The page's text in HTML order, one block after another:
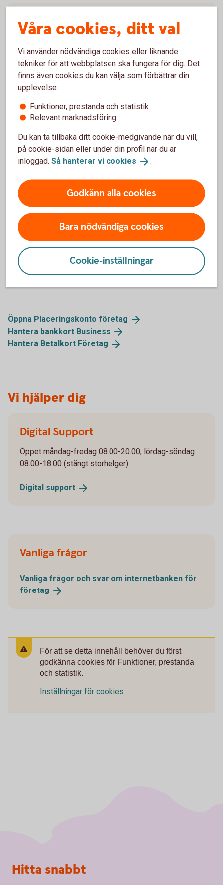
swishbetalning
Engagemangsbesked
Aktivera vår telefontjänst eller en ny
Hitta IBAN och BIC
Signeringshistorik på filbetalningar
Återrapportering och avvisade betalfiler
Anslut bokföringssystem till Fortnox och Spiris
(Visma eEkonomi)
Öppna Placeringskonto företag
Hantera bankkort Business
Hantera Betalkort Företag
Vi hjälper dig
Digital Support
Öppet måndag-fredag 08.00-20.00, lördag-söndag
08.00-18.00 (stängt storhelger)
Digital support
Vanliga frågor
Vanliga frågor och svar om internetbanken för
företag
För att se detta innehåll behöver du först
godkänna cookies för Funktioner, prestanda
och statistik.
Inställningar för cookies
Våra cookies, ditt val
Vi använder nödvändiga cookies eller liknande
tekniker för att webbplatsen ska fungera för dig. Det
finns även cookies du kan välja som förbättrar din
upplevelse:
Funktioner, prestanda och statistik
Relevant marknadsföring
Du kan ta tillbaka ditt cookie-medgivande när du vill,
på cookie-sidan eller under din profil när du är
inloggad. Så hanterar vi cookies .
Godkänn alla cookies
Bara nödvändiga cookies
Cookie-inställningar
Sidfot
Hitta snabbt